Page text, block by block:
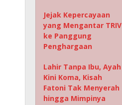
Jejak Kepercayaan
yang Mengantar TRIV
ke Panggung
Penghargaan
Lahir Tanpa Ibu, Ayah
Kini Koma, Kisah
Fatoni Tak Menyerah
hingga Mimpinya